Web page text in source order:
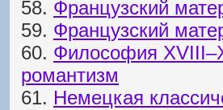
58. Французский
59. Французский
60. Философия
романтизм
61. Немецкая